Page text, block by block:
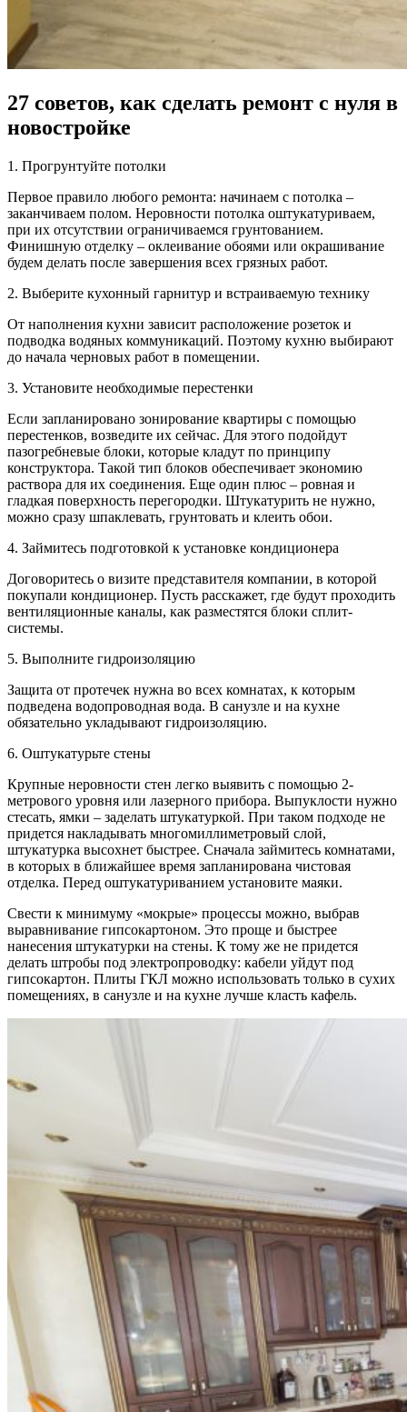
27 советов, как сделать ремонт с нуля в
новостройке
1. Прогрунтуйте потолки
Первое правило любого ремонта: начинаем с потолка –
заканчиваем полом. Неровности потолка оштукатуриваем,
при их отсутствии ограничиваемся грунтованием.
Финишную отделку – оклеивание обоями или окрашивание
будем делать после завершения всех грязных работ.
2. Выберите кухонный гарнитур и встраиваемую технику
От наполнения кухни зависит расположение розеток и
подводка водяных коммуникаций. Поэтому кухню выбирают
до начала черновых работ в помещении.
3. Установите необходимые перестенки
Если запланировано зонирование квартиры с помощью
перестенков, возведите их сейчас. Для этого подойдут
пазогребневые блоки, которые кладут по принципу
конструктора. Такой тип блоков обеспечивает экономию
раствора для их соединения. Еще один плюс – ровная и
гладкая поверхность перегородки. Штукатурить не нужно,
можно сразу шпаклевать, грунтовать и клеить обои.
4. Займитесь подготовкой к установке кондиционера
Договоритесь о визите представителя компании, в которой
покупали кондиционер. Пусть расскажет, где будут проходить
вентиляционные каналы, как разместятся блоки сплит-
системы.
5. Выполните гидроизоляцию
Защита от протечек нужна во всех комнатах, к которым
подведена водопроводная вода. В санузле и на кухне
обязательно укладывают гидроизоляцию.
6. Оштукатурьте стены
Крупные неровности стен легко выявить с помощью 2-
метрового уровня или лазерного прибора. Выпуклости нужно
стесать, ямки – заделать штукатуркой. При таком подходе не
придется накладывать многомиллиметровый слой,
штукатурка высохнет быстрее. Сначала займитесь комнатами,
в которых в ближайшее время запланирована чистовая
отделка. Перед оштукатуриванием установите маяки.
Свести к минимуму «мокрые» процессы можно, выбрав
выравнивание гипсокартоном. Это проще и быстрее
нанесения штукатурки на стены. К тому же не придется
делать штробы под электропроводку: кабели уйдут под
гипсокартон. Плиты ГКЛ можно использовать только в сухих
помещениях, в санузле и на кухне лучше класть кафель.